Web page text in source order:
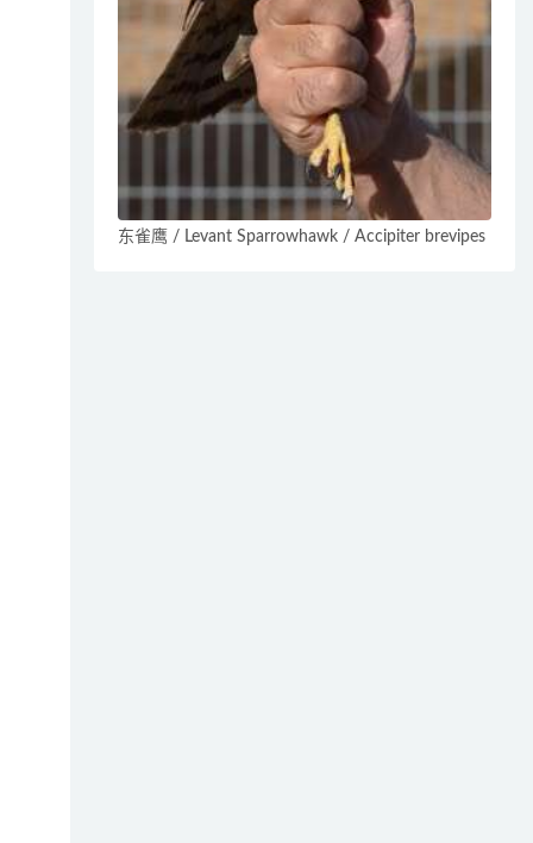
东雀鹰 / Levant Sparrowhawk / Accipiter brevipes